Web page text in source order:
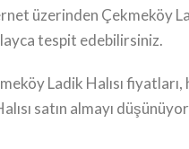
üzerinden Çekmeköy
tespit edebilirsiniz.
Ladik Halısı
satın almayı